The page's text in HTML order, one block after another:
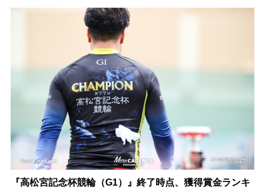
『高松宮記念杯競輪（G1）』終了時点、獲得賞金ランキ